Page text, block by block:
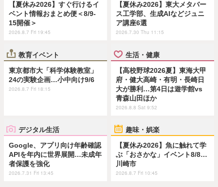
【夏休み2026】すぐ行けるイ
ベント情報おまとめ便＜8/9-
15開催＞
2026.8.7 Fri 19:45
【夏休み2026】東大メタバー
ス工学部、生成AIなどジュニ
ア講座6選
2026.7.30 Thu 11:15
教育イベント
東京都市大「科学体験教室」
24の実験企画…小中向け9/6
2026.8.7 Fri 18:15
生活・健康
【高校野球2026夏】東海大甲
府・健大高崎・有明・長崎日
大が勝利…第4日は遊学館vs
青森山田ほか
2026.8.8 Sat 9:52
デジタル生活
Google、アプリ向け年齢確認
APIを年内に世界展開…未成年
者保護を強化
2026.7.31 Fri 13:45
趣味・娯楽
【夏休み2026】魚に触れて学
ぶ「おさかな」イベント8/8…
川崎市
2026.8.7 Fri 10:45